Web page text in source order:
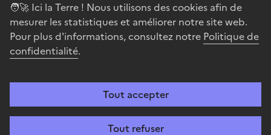
🧑‍🚀 Ici la Terre ! Nous utilisons des cookies afin de
mesurer les statistiques et améliorer notre site web.
Pour plus d'informations, consultez notre Politique de
confidentialité.
Tout accepter
Tout refuser
en œuvre sa stratégie spatiale.
legifrance.gouv.fr
gouvernement.fr
Accessibilité : partiellement conforme Mentions légales